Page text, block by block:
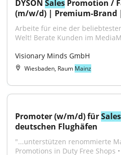
DYSON Sales Promotion /
(m/w/d) | Premium-Brand
Arbeite für eine der
Welt! Berate Kunden im
Visionary Minds GmbH
Wiesbaden, Raum Mainz
Promoter (w/m/d) für Sales
deutschen Flughäfen
"...unterstützen renommierte
Promotions in Duty Free Shops